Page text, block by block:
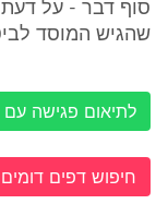
סוף דבר - על
שהגיש המוסד
לתיאום פגישה עם עורך
חיפוש דפים דומים